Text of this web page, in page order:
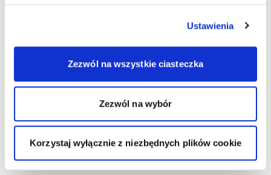
Ustawienia
Zezwól na wszystkie ciasteczka
Zezwól na wybór
Korzystaj wyłącznie z niezbędnych plików cookie